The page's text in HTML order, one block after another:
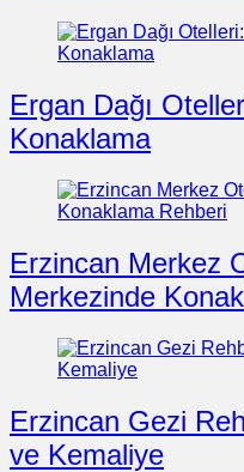
Ergan Dağı
Konaklama
Erzincan Merkez
Merkezinde
Erzincan Gezi
ve Kemaliye